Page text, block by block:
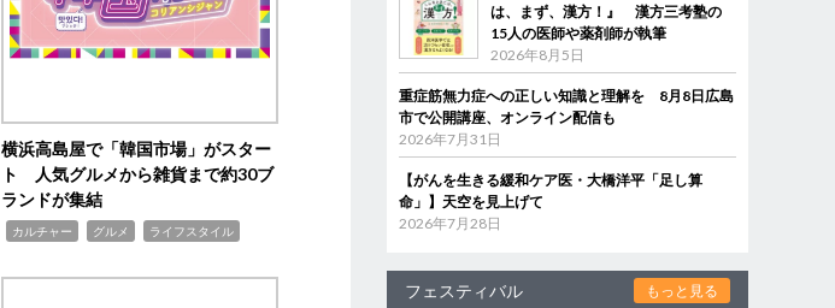
横浜高島屋で「韓国市場」がスター
ト 人気グルメから雑貨まで約30ブ
ランドが集結
カルチャー グルメ ライフスタイル
は、まず、漢方！』 漢方三考塾の
15人の医師や薬剤師が執筆
2026年8月5日
重症筋無力症への正しい知識と理解を 8月8日広島
市で公開講座、オンライン配信も
2026年7月31日
【がんを生きる緩和ケア医・大橋洋平「足し算
命」】天空を見上げて
2026年7月28日
フェスティバル もっと見る